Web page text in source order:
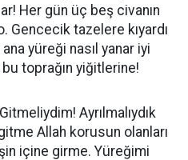
Her gün üç beş civanın
Gencecik tazelere kıyardı
yüreği nasıl yanar iyi
toprağın yiğitlerine!
Ayrılmalıydık
Allah korusun olanları
içine girme. Yüreğimi